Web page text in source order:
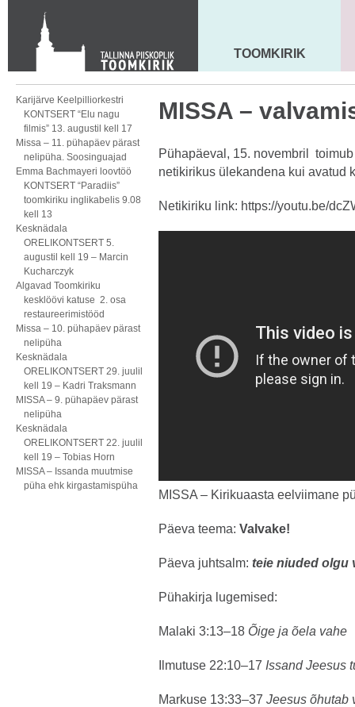
KONTAKT
Toom-Kooli 6, 10130 TALLINN
tallinna.toom@eelk.ee
MAARJA KIRIK
TOOMKIRIK
Karijärve Keelpilliorkestri
KONTSERT “Elu nagu
filmis” 13. augustil kell 17
Missa – 11. pühapäev pärast
nelipüha. Soosinguajad
Emma Bachmayeri loovtöö
KONTSERT “Paradiis”
toomkiriku inglikabelis 9.08
kell 13
Kesknädala
ORELIKONTSERT 5.
augustil kell 19 – Marcin
Kucharczyk
Algavad Toomkiriku
kesklöövi katuse 2. osa
restaureerimistööd
Missa – 10. pühapäev pärast
nelipüha
Kesknädala
ORELIKONTSERT 29. juulil
kell 19 – Kadri Traksmann
MISSA – 9. pühapäev pärast
nelipüha
Kesknädala
ORELIKONTSERT 22. juulil
kell 19 – Tobias Horn
MISSA – Issanda muutmise
püha ehk kirgastamispüha
MISSA –
Pühapäeval, 15. novembril
netikirikus ülekandena kui avatud
Netikiriku link: https://youtu.be/
MISSA – Kirikuaasta eelviimane
Päeva teema: Valvake!
Päeva juhtsalm: teie niuded olgu
Pühakirja lugemised:
Malaki 3:13–18 Õige ja õela vahe
Ilmutuse 22:10–17 Issand Jeesus
Markuse 13:33–37 Jeesus õhutab